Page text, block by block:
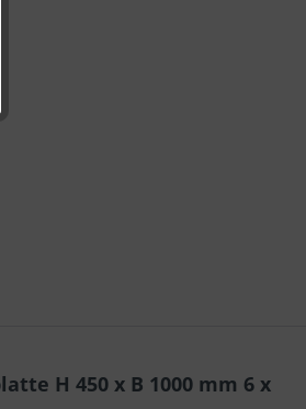
H 450 x B 1000 mm 6 x